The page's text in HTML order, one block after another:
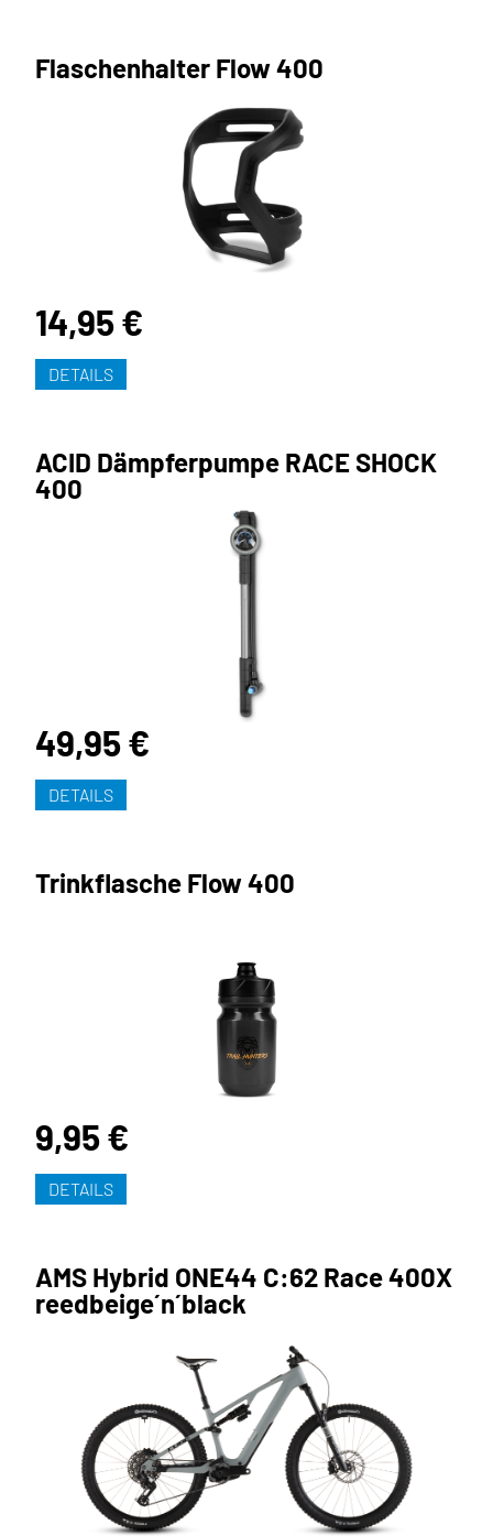
Flaschenhalter Flow 400
14,95 €
DETAILS
ACID Dämpferpumpe RACE SHOCK
400
49,95 €
DETAILS
Trinkflasche Flow 400
9,95 €
DETAILS
AMS Hybrid ONE44 C:62 Race 400X
reedbeige´n´black